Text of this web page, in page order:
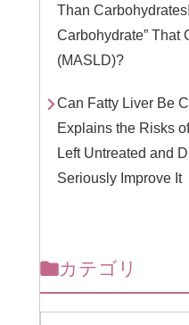
Than
Carbohydrate” That
(MASLD)?
Can Fatty Liver Be
Explains the Risks
Left Untreated and
Seriously Improve It
カテゴリ